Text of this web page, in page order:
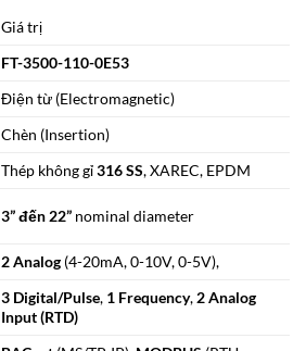
Giá trị
FT-3500-110-0E53
Điện từ (Electromagnetic)
Chèn (Insertion)
Thép không gỉ316 SS, XAREC, EPDM
3” đến 22” nominal diameter
2 Analog (4-20mA, 0-10V, 0-5V),
3 Digital/Pulse, 1 Frequency, 2 Analog
Input (RTD)